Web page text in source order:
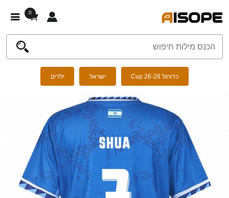
0
כדורגל Cup 26-28 ישראל ילדים